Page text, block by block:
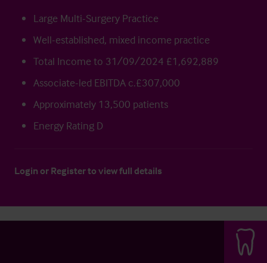
Large Multi-Surgery Practice
Well-established, mixed income practice
Total Income to 31/09/2024 £1,692,889
Associate-led EBITDA c.£307,000
Approximately 13,500 patients
Energy Rating D
Login or Registerto view full details